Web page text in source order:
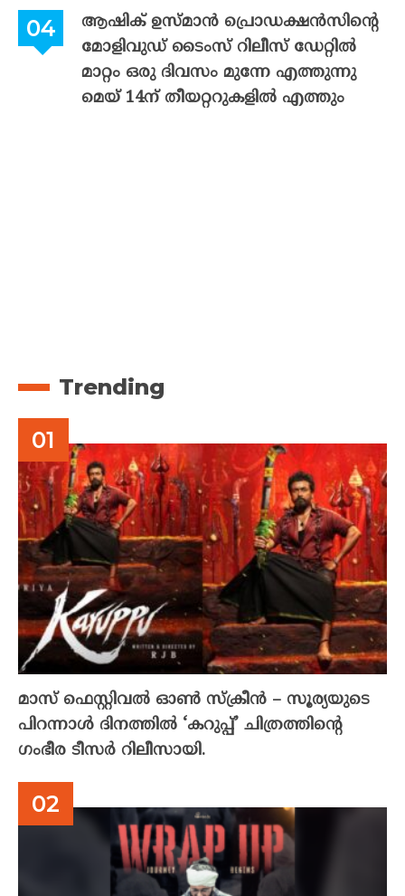
ആഷിക് ഉസ്മാൻ പ്രൊഡക്ഷൻസിന്റെ
മോളിവുഡ് ടൈംസ് റിലീസ് ഡേറ്റിൽ
മാറ്റം ഒരു ദിവസം മുന്നേ എത്തുന്നു
മെയ് 14ന് തീയറ്ററുകളിൽ എത്തും
Trending
മാസ് ഫെസ്റ്റിവൽ ഓൺ സ്‌ക്രീൻ – സൂര്യയുടെ
പിറന്നാൾ ദിനത്തിൽ ‘കറുപ്പ്’ ചിത്രത്തിന്റെ
ഗംഭീര ടീസർ റിലീസായി.